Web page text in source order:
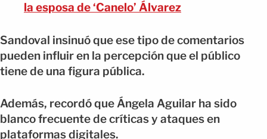
la esposa de ‘Canelo’ Álvarez
Sandoval insinuó que ese tipo de comentarios
pueden influir en la percepción que el público
tiene de una figura pública.
Además, recordó que Ángela Aguilar ha sido
blanco frecuente de críticas y ataques en
plataformas digitales.